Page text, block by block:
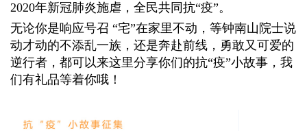
2020年新冠肺炎施虐，全民共同抗“疫”。
无论你是响应号召 “宅”在家里不动，等钟南山院士说
动才动的不添乱一族，还是奔赴前线，勇敢又可爱的
逆行者，都可以来这里分享你们的抗“疫”小故事，我
们有礼品等着你哦！